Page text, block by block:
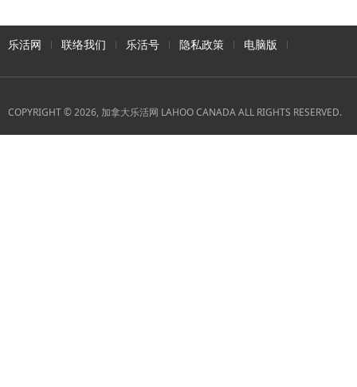
乐活网 联络我们 乐活号 隐私政策 电脑版
COPYRIGHT © 2026, 加拿大乐活网 LAHOO CANADA ALL RIGHTS RESERVED.